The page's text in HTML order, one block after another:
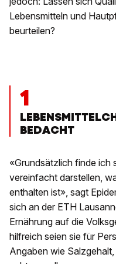
Lebensmitteln und
beurteilen?
1
BEDACHT
«Grundsätzlich finde ich
vereinfacht darstellen,
enthalten ist», sagt
sich an der ETH
Ernährung auf die
hilfreich seien sie für
Angaben wie